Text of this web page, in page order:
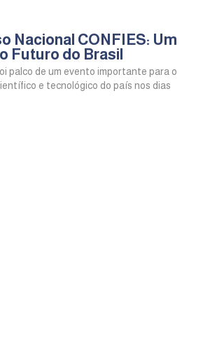
Nacional CONFIES: Um
Futuro do Brasil
palco de um evento importante para o
e tecnológico do país nos dias